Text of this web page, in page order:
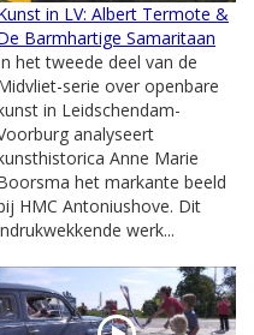
in LV: Albert Termote &
Barmhartige Samaritaan
het tweede deel van de
serie over openbare
in Leidschendam-
analyseert
Anne Marie
het markante beeld
HMC Antoniushove. Dit
werk...